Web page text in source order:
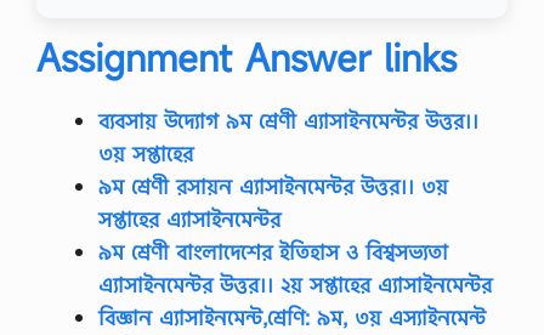
Assignment Answer links
ব্যবসায় উদ্যোগ ৯ম শ্রেণী এ্যাসাইনমেন্টর উত্তর।।
৩য় সপ্তাহের
৯ম শ্রেণী রসায়ন এ্যাসাইনমেন্টর উত্তর।। ৩য়
সপ্তাহের এ্যাসাইনমেন্টর
৯ম শ্রেণী বাংলাদেশের ইতিহাস ও বিশ্বসভ্যতা
এ্যাসাইনমেন্টর উত্তর।। ২য় সপ্তাহের এ্যাসাইনমেন্টর
বিজ্ঞান এ্যাসাইনমেন্ট,শ্রেণি: ৯ম, ৩য় এস্যাইনমেন্ট